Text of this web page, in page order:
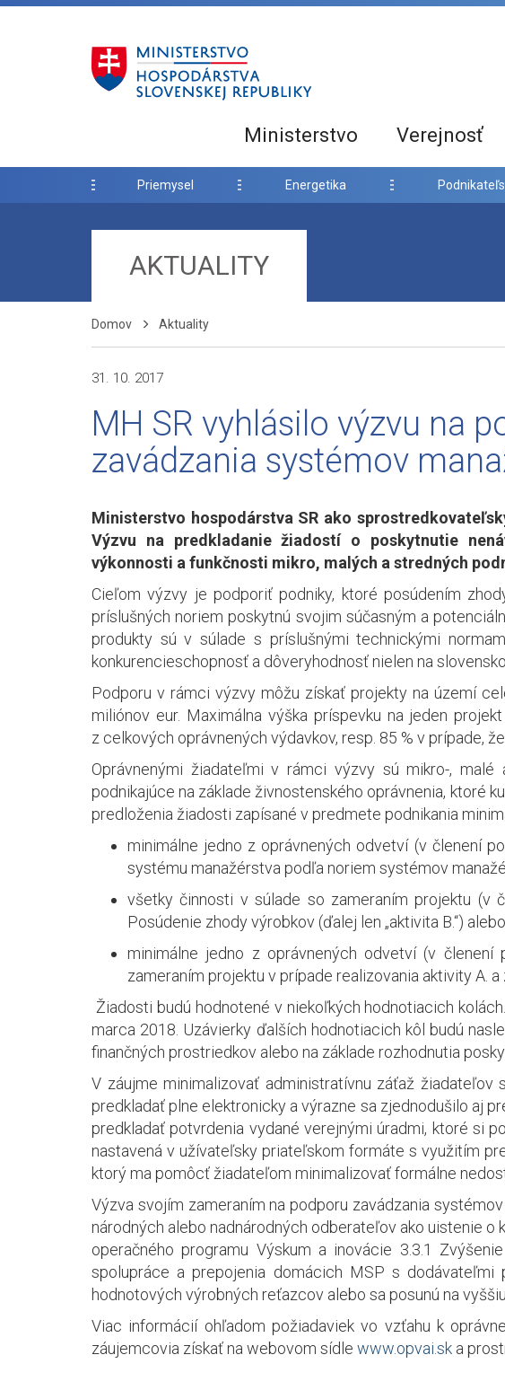
Ministerstvo Verejnosť
Priemysel Energetika
AKTUALITY
Domov Aktuality
31. 10. 2017
MH SR vyhlásilo výzvu na
zavádzania systémov
Ministerstvo hospodárstva SR ako
Výzvu na predkladanie žiadostí o poskytnutie
výkonnosti a funkčnosti mikro, malých a stredných
Cieľom výzvy je podporiť podniky, ktoré posúdením
príslušných noriem poskytnú svojim súčasným a
produkty sú v súlade s príslušnými technickými
konkurencieschopnosť a dôveryhodnosť nielen na
Podporu v rámci výzvy môžu získať projekty na území
miliónov eur. Maximálna výška príspevku na jeden
z celkových oprávnených výdavkov, resp. 85 % v prípade,
Oprávnenými žiadateľmi v rámci výzvy sú mikro-,
podnikajúce na základe živnostenského oprávnenia, ktoré
predloženia žiadosti zapísané v predmete podnikania
minimálne jedno z oprávnených odvetví (v členení
systému manažérstva podľa noriem systémov
všetky činnosti v súlade so zameraním projektu (v
Posúdenie zhody výrobkov (ďalej len „aktivita B.“) alebo
minimálne jedno z oprávnených odvetví (v
zameraním projektu v prípade realizovania aktivity A. a
Žiadosti budú hodnotené v niekoľkých hodnotiacich
marca 2018. Uzávierky ďalších hodnotiacich kôl budú
finančných prostriedkov alebo na základe rozhodnutia
V záujme minimalizovať administratívnu záťaž
predkladať plne elektronicky a výrazne sa zjednodušilo aj
predkladať potvrdenia vydané verejnými úradmi, ktoré si
nastavená v užívateľsky priateľskom formáte s využitím
ktorý ma pomôcť žiadateľom minimalizovať formálne
Výzva svojím zameraním na podporu zavádzania
národných alebo nadnárodných odberateľov ako uistenie
operačného programu Výskum a inovácie 3.3.1
spolupráce a prepojenia domácich MSP s
hodnotových výrobných reťazcov alebo sa posunú na
Viac informácií ohľadom požiadaviek vo vzťahu k
záujemcovia získať na webovom sídle www.opvai.sk a